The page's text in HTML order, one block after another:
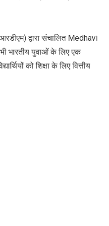
द्वारा संचालित Medhavi
भारतीय युवाओं के लिए एक
को शिक्षा के लिए वित्तीय